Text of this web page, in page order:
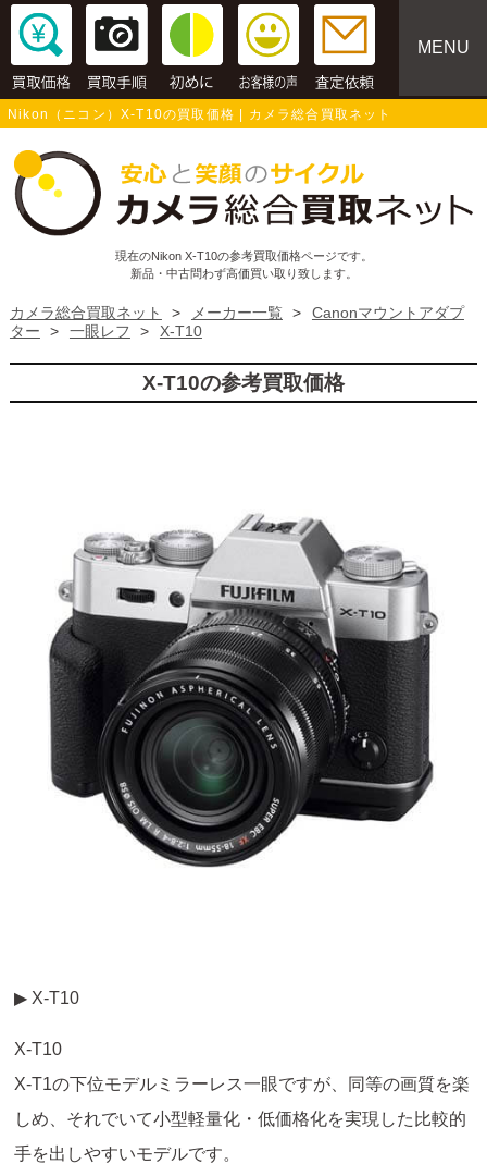
MENU
Nikon（ニコン）X-T10の買取価格 | カメラ総合買取ネット
現在のNikon X-T10の参考買取価格ページです。
新品・中古問わず高価買い取り致します。
カメラ総合買取ネット > メーカー一覧 >
Canonマウントアダプ
ター
> 一眼レフ > X-T10
X-T10の参考買取価格
▶ X-T10
X-T10
X-T1の下位モデルミラーレス一眼ですが、同等の画質を楽
しめ、それでいて小型軽量化・低価格化を実現した比較的
手を出しやすいモデルです。